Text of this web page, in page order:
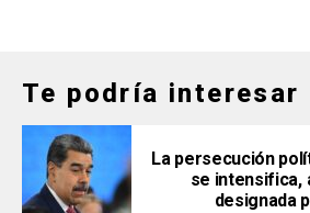
Te podría interesar
La persecución
se intensifica,
designada